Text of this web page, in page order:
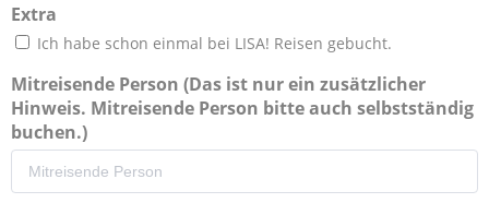
Extra
Ich habe schon einmal bei LISA! Reisen gebucht.
Mitreisende Person (Das ist nur ein zusätzlicher
Hinweis. Mitreisende Person bitte auch selbstständig
buchen.)